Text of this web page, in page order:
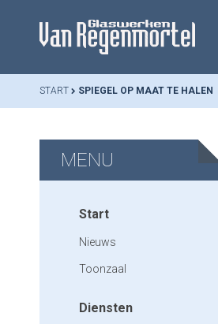
START SPIEGEL OP MAAT TE HALEN
MENU
Start
Nieuws
Toonzaal
Diensten